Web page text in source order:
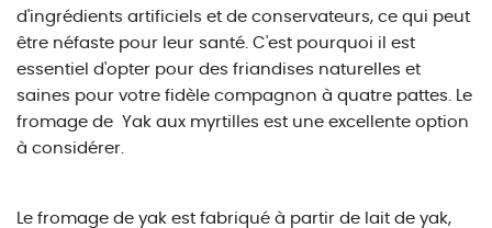
d'ingrédients artificiels et de conservateurs, ce qui peut
être néfaste pour leur santé. C'est pourquoi il est
essentiel d'opter pour des friandises naturelles et
saines pour votre fidèle compagnon à quatre pattes. Le
fromage de Yak aux myrtilles est une excellente option
à considérer.
Le fromage de yak est fabriqué à partir de lait de yak,